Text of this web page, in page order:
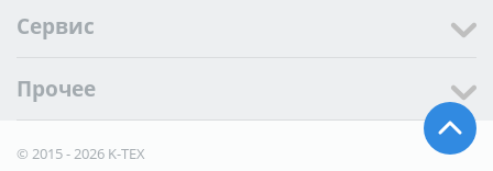
Сервис
Прочее
© 2015 - 2026 K-TEX